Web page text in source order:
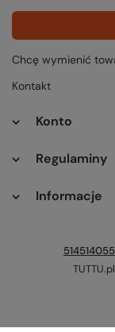
Chcę wymienić
Kontakt
Konto
Regulaminy
Informacje
514514055
TUTTU.pl